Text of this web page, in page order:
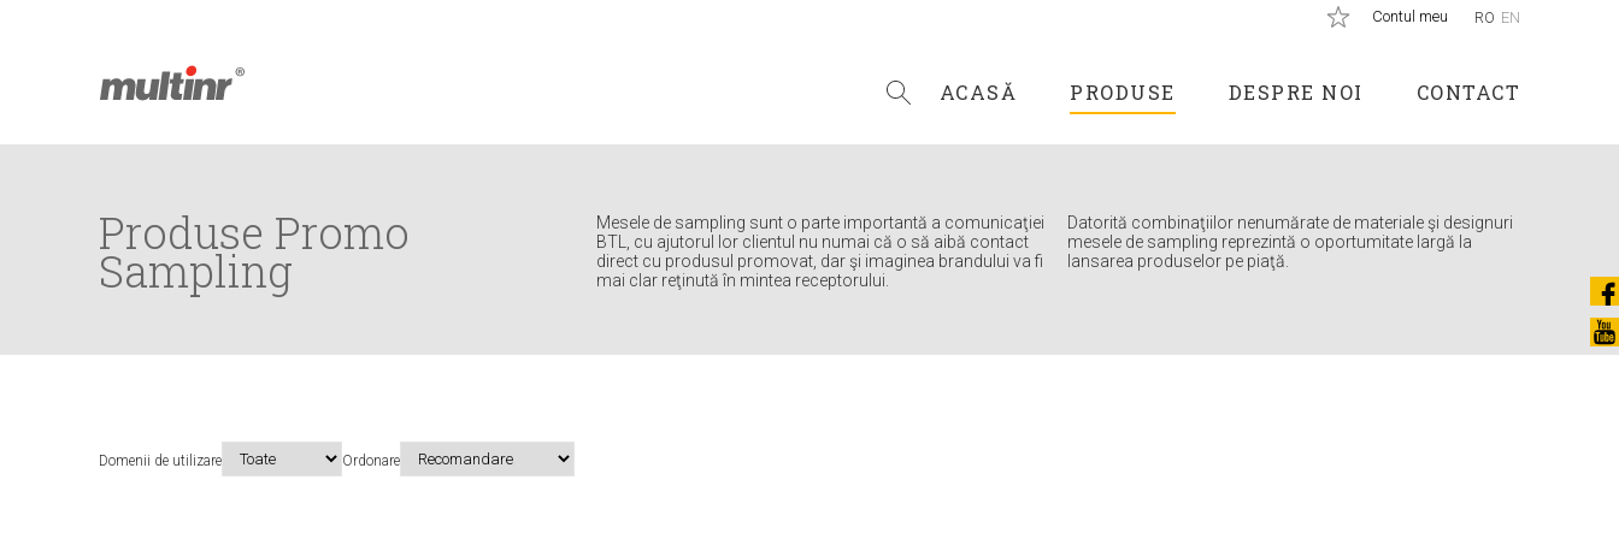
Contul meu RO EN
ACASĂ PRODUSE DESPRE NOI CONTACT
Produse Promo
Sampling
Mesele de sampling sunt o parte importantă a comunicaţiei
BTL, cu ajutorul lor clientul nu numai că o să aibă contact
direct cu produsul promovat, dar şi imaginea brandului va fi
mai clar reţinută în mintea receptorului.
Datorită combinaţiilor nenumărate de materiale şi designuri
mesele de sampling reprezintă o oportumitate largă la
lansarea produselor pe piaţă.
Domenii de utilizare Ordonare